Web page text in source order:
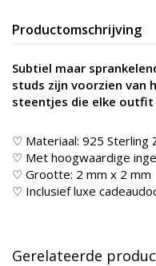
Productomschrijving
Subtiel maar
studs zijn voorzien van
steentjes die elke
♡ Materiaal: 925 Sterling
♡ Met hoogwaardige
♡ Grootte: 2 mm x 2 mm
♡ Inclusief luxe
Gerelateerde